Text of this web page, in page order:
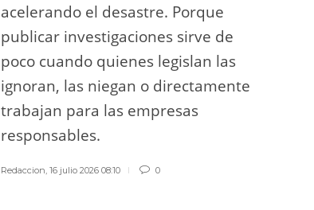
acelerando el desastre. Porque
publicar investigaciones sirve de
poco cuando quienes legislan las
ignoran, las niegan o directamente
trabajan para las empresas
responsables.
Redaccion ,16 julio 2026 08:10 0